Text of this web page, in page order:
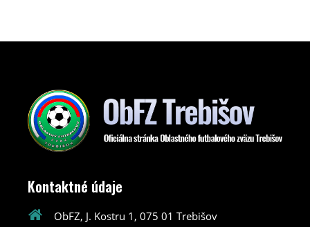
Kontaktné údaje
ObFZ, J. Kostru 1, 075 01 Trebišov